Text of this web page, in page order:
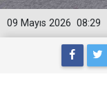
08:29
09 Mayıs 2026